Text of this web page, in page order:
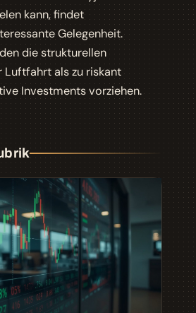
kann, findet
Gelegenheit.
die strukturellen
Luftfahrt als zu riskant
Investments vorziehen.